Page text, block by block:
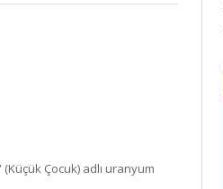
(Küçük Çocuk) adlı uranyum